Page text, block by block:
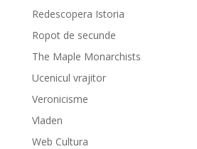
Redescopera Istoria
Ropot de secunde
The Maple Monarchists
Ucenicul vrajitor
Veronicisme
Vladen
Web Cultura